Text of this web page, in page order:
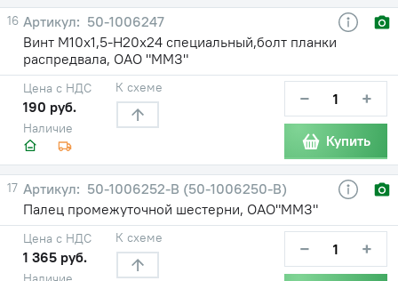
16
50-1006247
Винт М10х1,5-Н20х24 специальный,болт планки
распредвала, ОАО "ММЗ"
Наличие
Цена с НДС
190 руб.
К схеме − +
Купить
17
50-1006252-В (50-1006250-В)
Палец промежуточной шестерни, ОАО"ММЗ"
Цена с НДС
1 365 руб.
К схеме − +